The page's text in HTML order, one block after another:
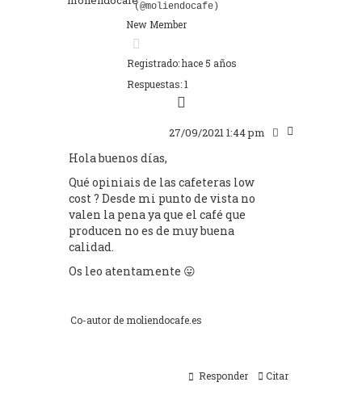
(@moliendocafe)
New Member
Registrado: hace 5 años
Respuestas: 1
27/09/2021 1:44 pm
Hola buenos días,
Qué opiniais de las cafeteras low
cost ? Desde mi punto de vista no
valen la pena ya que el café que
producen no es de muy buena
calidad.
Os leo atentamente 😛
Co-autor de moliendocafe.es
Responder Citar